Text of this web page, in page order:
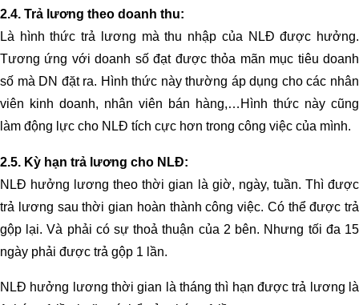
2.4. Trả lương theo doanh thu:
Là hình thức trả lương mà thu nhập của NLĐ được hưởng.
Tương ứng với doanh số đạt được thỏa mãn mục tiêu doanh
số mà DN đặt ra. Hình thức này thường áp dụng cho các nhân
viên kinh doanh, nhân viên bán hàng,…Hình thức này cũng
làm động lực cho NLĐ tích cực hơn trong công việc của mình.
2.5. Kỳ hạn trả lương cho NLĐ:
NLĐ hưởng lương theo thời gian là giờ, ngày, tuần. Thì được
trả lương sau thời gian hoàn thành công việc. Có thể được trả
gộp lại. Và phải có sự thoả thuận của 2 bên. Nhưng tối đa 15
ngày phải được trả gộp 1 lần.
NLĐ hưởng lương thời gian là tháng thì hạn được trả lương là